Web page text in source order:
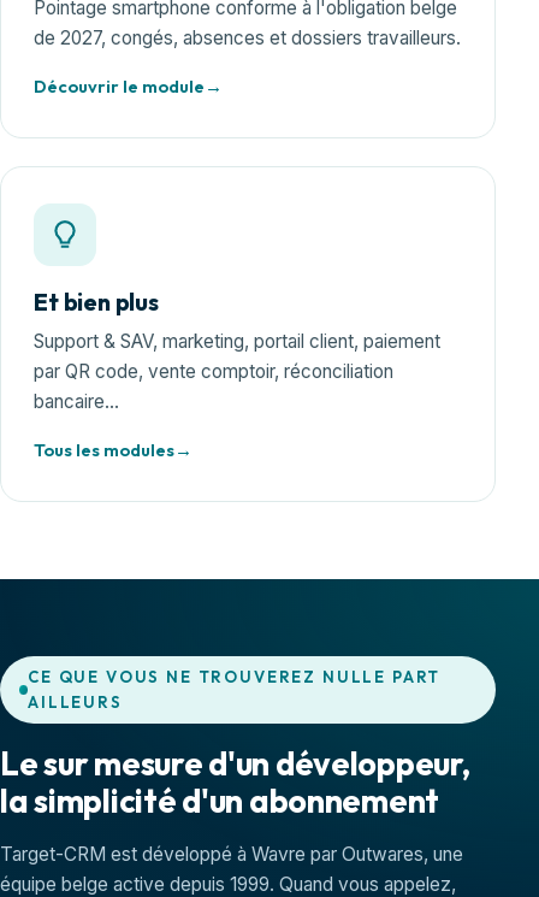
Pointage smartphone conforme à l'obligation belge
de 2027, congés, absences et dossiers travailleurs.
Découvrir le module
Et bien plus
Support & SAV, marketing, portail client, paiement
par QR code, vente comptoir, réconciliation
bancaire…
Tous les modules
CE QUE VOUS NE TROUVEREZ NULLE PART
AILLEURS
Le sur mesure d'un développeur,
la simplicité d'un abonnement
Target-CRM est développé à Wavre par Outwares, une
équipe belge active depuis 1999. Quand vous appelez,